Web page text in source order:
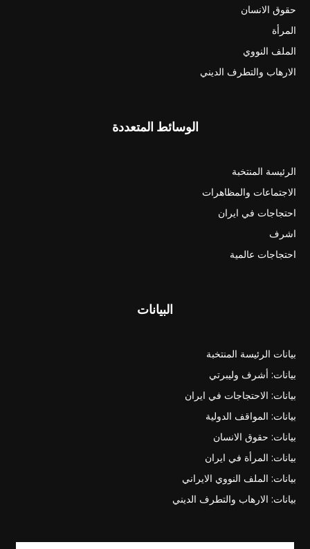
حقوق الانسان
المرأة
الملف النووي
الارهاب والتطرف الديني
الوسائط المتعددة
الرئيسة المنتخبة
الاجتماعات والمظاهرات
احتجاجات في ايران
اشرف
احتجاجات عالمية
البيانات
بيانات الرئيسة المنتخبة
بيانات: أشرف وليبرتي
بيانات: الاحتجاجات في ايران
بيانات: المواقف الدولية
بيانات: حقوق الانسان
بيانات: المرأة في ايران
بيانات: الملف النووي الايراني
بيانات: الارهاب والتطرف الديني